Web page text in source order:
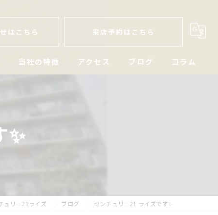
はこちら 来店予約はこちら
当社の特徴
マンション
アクセス ブログ コラム
ュリー21ライズ ブログ センチュリー21 ライズです✨